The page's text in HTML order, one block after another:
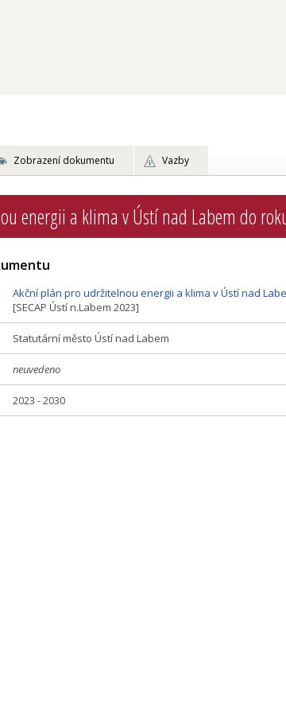
Zobrazení dokumentu Vazby
energii a klima v Ústí nad Labem do
Akční plán pro udržitelnou energii a klima v Ústí nad
[SECAP Ústí n.Labem 2023]
Statutární město Ústí nad Labem
neuvedeno
2023 - 2030